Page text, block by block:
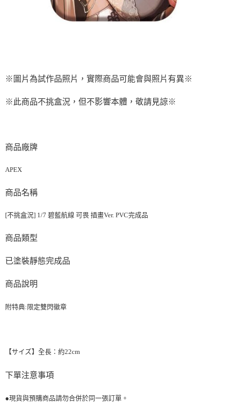
※圖片為試作品照片，實際商品可能會與照片有異※
※此商品不挑盒況，但不影響本體，敬請見諒※
商品廠牌
APEX
商品名稱
[不挑盒況] 1/7 碧藍航線 可畏 插畫Ver. PVC完成品
商品類型
已塗裝靜態完成品
商品說明
附特典:限定雙閃徽章
【サイズ】全長：約22cm
下單注意事項
●現貨與預購商品請勿合併於同一張訂單。